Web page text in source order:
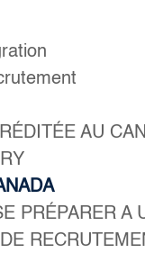
AU
PRÉPARER A